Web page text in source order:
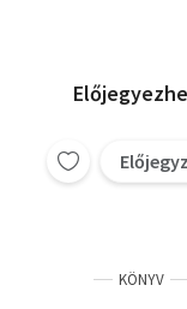
KÖNYV